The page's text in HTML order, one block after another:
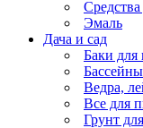
Эмаль
Дача и сад
Баки для
Ведра,
Все для
Грунт